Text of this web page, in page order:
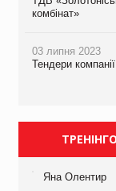
Олексій Логачов-
Файно маркет
виробництва
комбінат»
03 липня 2023
Тендери компанії
Яна Олентир